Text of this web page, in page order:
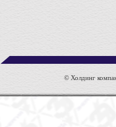
© Холдинг